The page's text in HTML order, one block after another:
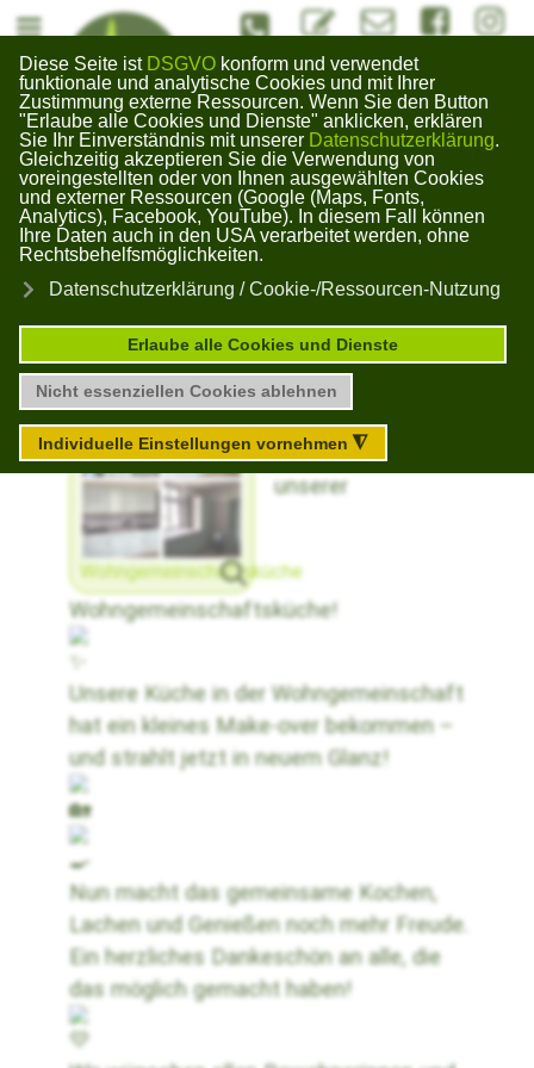
Diese Seite ist DSGVO konform und verwendet
funktionale und analytische Cookies und mit Ihrer
Zustimmung externe Ressourcen. Wenn Sie den Button
"Erlaube alle Cookies und Dienste" anklicken, erklären
Sie Ihr Einverständnis mit unserer Datenschutzerklärung.
Gleichzeitig akzeptieren Sie die Verwendung von
voreingestellten oder von Ihnen ausgewählten Cookies
und externer Ressourcen (Google (Maps, Fonts,
Analytics), Facebook, YouTube). In diesem Fall können
Ihre Daten auch in den USA verarbeitet werden, ohne
Rechtsbehelfsmöglichkeiten.
Datenschutzerklärung / Cookie-/Ressourcen-Nutzung
Individuelle Einstellungen vornehmen◮
Erlaube alle Cookies und Dienste
Nicht essenziellen Cookies ablehnen
Bildungswerk
Gera Kaimberg
#Kontaktformuarinfo@bildungswerk-
Unser Blog zu aktuellen Themen
Abgelaufen
Wohngemeinschaftsküche
Frischer Glanz in
unserer
Wohngemeinschaftsküche!
Unsere Küche in der Wohngemeinschaft
hat ein kleines Make-over bekommen –
und strahlt jetzt in neuem Glanz!
Nun macht das gemeinsame Kochen,
Lachen und Genießen noch mehr Freude.
Ein herzliches Dankeschön an alle, die
das möglich gemacht haben!
×